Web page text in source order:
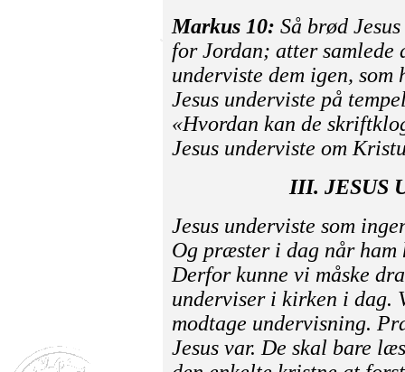
Markus 10: Så brød
for Jordan; atter samlede
underviste dem igen, som
Jesus underviste på
«Hvordan kan de
Jesus underviste om
III. JESUS
Jesus underviste som
Og præster i dag når
Derfor kunne vi måske
underviser i kirken i dag.
modtage under­visning.
Jesus var. De skal bare